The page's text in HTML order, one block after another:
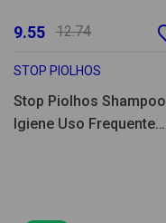
9.55 12.74
STOP PIOLHOS
Stop Piolhos Shampoo
Igiene Uso Frequente